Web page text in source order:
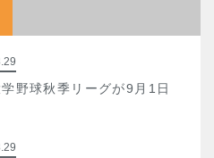
野球秋季リーグが9月1日